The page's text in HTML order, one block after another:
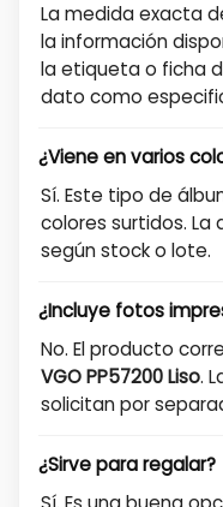
La medida exacta
la información
la etiqueta o ficha
dato como
¿Viene en varios
Sí. Este tipo de
colores surtidos. La
según stock o lote.
¿Incluye fotos
No. El producto
VGO PP57200 Liso.
solicitan por
¿Sirve para regalar?